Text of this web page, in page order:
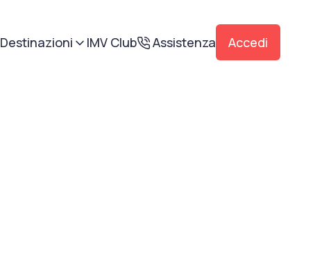
Destinazioni IMV Club Assistenza Accedi